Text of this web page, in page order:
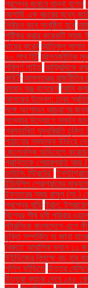
প্রশ্নের জবাবে মান্না বলেন
আগামী এক বছরের মধ্যে
নির্বাচন কবে অনুষ্ঠিত হবে আজ
পুষ্টিকর করার কয়েকটি সহজ
দায়ের করেন আতিকুল সালাম
২০ লাখ হিট আন্তর্জাতিক
পরিপূর্ণ গাইড আফ্রিদিকে
করি? আমলাতন্ত্র রাজনীতির
রহমান মঞ্জু বলেছেন আমি
আসকের উদ্বেগ: ঢাকা
সঙ্গে অশোভন আচরণের জন্য
সংস্কার উদ্যোগে সমর্থন
প্রস্তাবিত যুদ্ধবিরতি চুক্তি
পাঠানোর সম্ভাবনা উড়িয়ে
জেলেনস্কি অভিযোগ
প্রান্তিকে শেয়ারপ্রতি আয়
ডাউনিং স্ট্রিটের"
ইন্টার্নশিপ প্রোগ্রামের
ইফতারের সময় রাসুল (সা.)
স্বপ্নের বাড়ি ইরান:
বিশ্বের শীর্ষ ধনী পরিবার
স্টারলিংক বাংলাদেশে এলে
চুক্তি সম্পর্কিত যা জানা
বৈরুতে আবাসিক ভবনে ১১
উইন্ডিজের বিপক্ষে বড় হার
পুলিশ ফাঁড়িতে উত্তর
উত্তরা ব্যাংক দেবে ১৪৫